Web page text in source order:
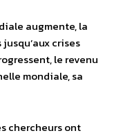
augmente, la
crises
le revenu
mondiale, sa
chercheurs ont